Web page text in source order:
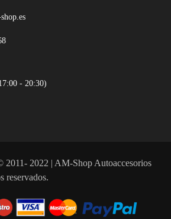
- 20:30)
2011- 2022 | AM-Shop Autoaccesorios
reservados.